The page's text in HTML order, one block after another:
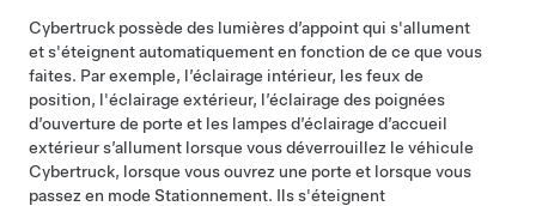
Cybertruck possède des lumières d’appoint qui s'allument
et s'éteignent automatiquement en fonction de ce que vous
faites. Par exemple, l’éclairage intérieur, les feux de
position, l'éclairage extérieur, l’éclairage des poignées
d’ouverture de porte et les lampes d’éclairage d’accueil
extérieur s’allument lorsque vous déverrouillez le véhicule
Cybertruck, lorsque vous ouvrez une porte et lorsque vous
passez en mode Stationnement. Ils s'éteignent